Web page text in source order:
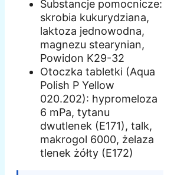
Substancje pomocnicze:
skrobia kukurydziana,
laktoza jednowodna,
magnezu stearynian,
Powidon K29-32
Otoczka tabletki (Aqua
Polish P Yellow
020.202): hypromeloza
6 mPa, tytanu
dwutlenek (E171), talk,
makrogol 6000, żelaza
tlenek żółty (E172)